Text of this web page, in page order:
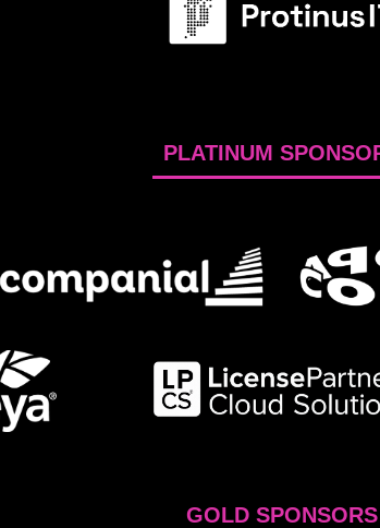
PLATINUM
GOLD SPONSORS